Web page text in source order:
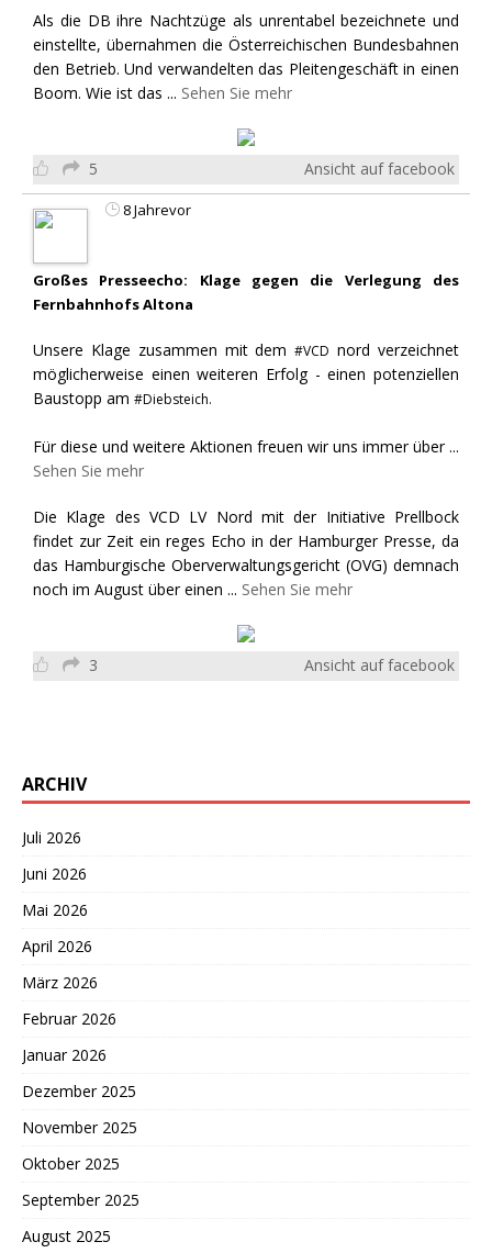
Als die DB ihre Nachtzüge als unrentabel bezeichnete und
einstellte, übernahmen die Österreichischen Bundesbahnen
den Betrieb. Und verwandelten das Pleitengeschäft in einen
Boom. Wie ist das ... Sehen Sie mehr
5 Ansicht auf facebook
8 Jahrevor
Großes Presseecho: Klage gegen die Verlegung des
Fernbahnhofs Altona
Unsere Klage zusammen mit dem#VCD nord verzeichnet
möglicherweise einen weiteren Erfolg - einen potenziellen
Baustopp am #Diebsteich.
Für diese und weitere Aktionen freuen wir uns immer über ...
Sehen Sie mehr
Die Klage des VCD LV Nord mit der Initiative Prellbock
findet zur Zeit ein reges Echo in der Hamburger Presse, da
das Hamburgische Oberverwaltungsgericht (OVG) demnach
noch im August über einen ... Sehen Sie mehr
3 Ansicht auf facebook
ARCHIV
Juli 2026
Juni 2026
Mai 2026
April 2026
März 2026
Februar 2026
Januar 2026
Dezember 2025
November 2025
Oktober 2025
September 2025
August 2025